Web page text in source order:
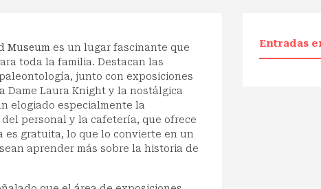
Museum es un lugar fascinante que
toda la familia. Destacan las
junto con exposiciones
Dame Laura Knight y la nostálgica
elogiado especialmente la
personal y la cafetería, que ofrece
es gratuita, lo que lo convierte en un
aprender más sobre la historia de
Entradas